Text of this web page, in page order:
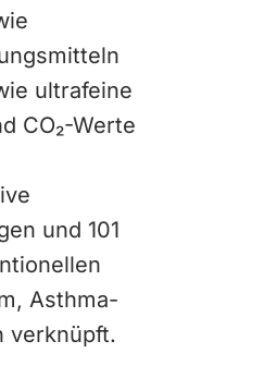
ultrafeine
CO₂-Werte
und 101
Asthma-
verknüpft.